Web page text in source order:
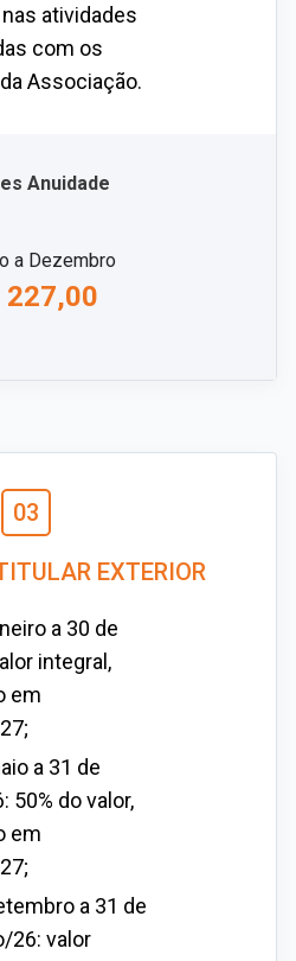
atividades
com os
Associação.
Anuidade
a Dezembro
227,00
03
EXTERIOR
a 30 de
integral,
em
a 31 de
50% do valor,
em
a 31 de
26: valor